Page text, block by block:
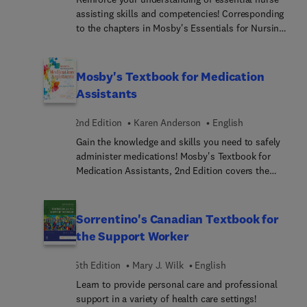
exams!
assisting skills and competencies! Corresponding
to the chapters in Mosby's Essentials for Nursing
questions to help you get the most out of your
textbook. Checklists make it easier to study and
practice each of the 75 procedures in the text. And
you prepare for the certification exam with a
review of content, skills evaluation, and two
practice exams! Answers are provided for the
review and exam questions included in the
Mosby's Textbook for Medication
Assistants
2nd Edition Karen Anderson
English
Gain the knowledge and skills you need to safely
administer medications! Mosby's Textbook for
Medication Assistants, 2nd Edition covers the
medications. It addresses topics such as basic
systems, delegation and lifespan considerations,
dosage calculation. Written by Karen Anderson,
this text is a complete guide to the medication
assistant’s role, function, and scope of practice.
Sorrentino's Canadian Textbook for
the Support Worker
5th Edition Mary J. Wilk
English
Learn to provide personal care and professional
support in a variety of health care settings!